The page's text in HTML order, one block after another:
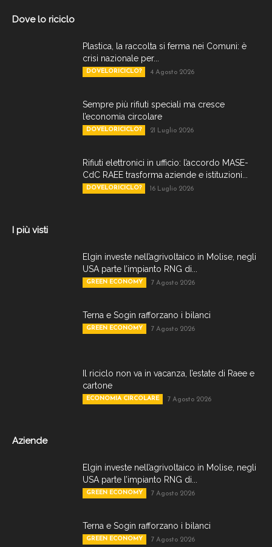
Dove lo riciclo
Plastica, la raccolta si ferma nei Comuni: è
crisi nazionale per...
DOVELORICICLO? 4 Agosto 2026
Sempre più rifiuti speciali ma cresce
l’economia circolare
DOVELORICICLO? 21 Luglio 2026
Rifiuti elettronici in ufficio: l’accordo MASE-
CdC RAEE trasforma aziende e istituzioni...
DOVELORICICLO? 16 Luglio 2026
I più visti
Elgin investe nell’agrivoltaico in Molise, negli
USA parte l’impianto RNG di...
GREEN ECONOMY 7 Agosto 2026
Terna e Sogin rafforzano i bilanci
GREEN ECONOMY 7 Agosto 2026
Il riciclo non va in vacanza, l’estate di Raee e
cartone
ECONOMIA CIRCOLARE 7 Agosto 2026
Aziende
Elgin investe nell’agrivoltaico in Molise, negli
USA parte l’impianto RNG di...
GREEN ECONOMY 7 Agosto 2026
Terna e Sogin rafforzano i bilanci
GREEN ECONOMY 7 Agosto 2026